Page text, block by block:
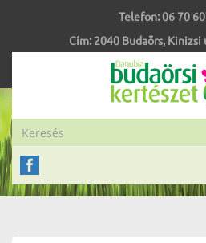
Telefon:06 70
Cím: 2040 Budaörs, Kinizsi